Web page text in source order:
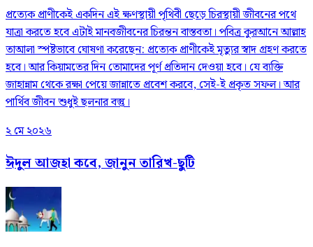
প্রত্যেক প্রাণীকেই একদিন এই ক্ষণস্থায়ী পৃথিবী ছেড়ে চিরস্থায়ী জীবনের পথে
যাত্রা করতে হবে এটাই মানবজীবনের চিরন্তন বাস্তবতা। পবিত্র কুরআনে আল্লাহ
তাআলা স্পষ্টভাবে ঘোষণা করেছেন: প্রত্যেক প্রাণীকেই মৃত্যুর স্বাদ গ্রহণ করতে
হবে। আর কিয়ামতের দিন তোমাদের পূর্ণ প্রতিদান দেওয়া হবে। যে ব্যক্তি
জাহান্নাম থেকে রক্ষা পেয়ে জান্নাতে প্রবেশ করবে, সেই-ই প্রকৃত সফল। আর
পার্থিব জীবন শুধুই ছলনার বস্তু।
২ মে ২০২৬
ঈদুল আজহা কবে, জানুন তারিখ-ছুটি